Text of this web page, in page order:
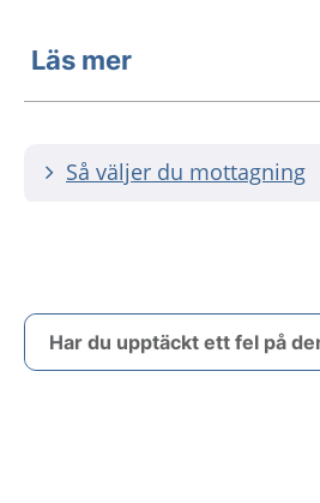
Läs mer
Så väljer du mottagning
Har du upptäckt ett fel på